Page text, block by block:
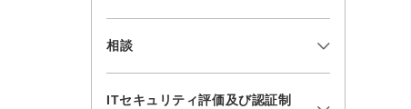
相談
ITセキュリティ評価及び認証制